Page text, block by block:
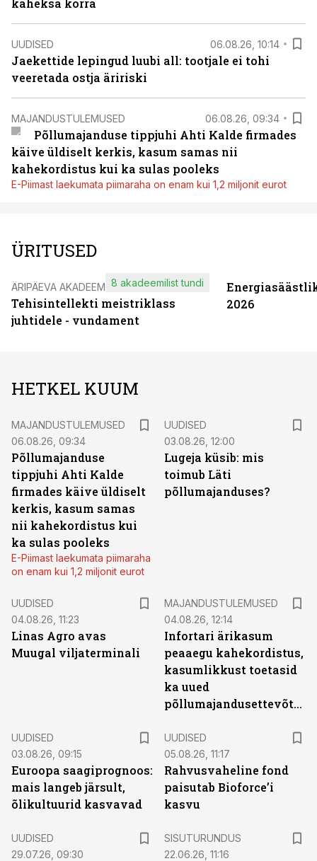
kaheksa korra
UUDISED 06.08.26, 10:14
Jaekettide lepingud luubi all: tootjale ei tohi
veeretada ostja äririski
MAJANDUSTULEMUSED 06.08.26, 09:34
Põllumajanduse tippjuhi Ahti Kalde firmades
käive üldiselt kerkis, kasum samas nii
kahekordistus kui ka sulas pooleks
E-Piimast laekumata piimaraha on enam kui 1,2 miljonit eurot
ÜRITUSED
ÄRIPÄEVA AKADEEMIA
Tehisintellekti meistriklass
juhtidele - vundament
8 akadeemilist tundi
2026
HETKEL KUUM
MAJANDUSTULEMUSED
06.08.26, 09:34
Põllumajanduse
tippjuhi Ahti Kalde
firmades käive üldiselt
kerkis, kasum samas
nii kahekordistus kui
ka sulas pooleks
E-Piimast laekumata piimaraha
on enam kui 1,2 miljonit eurot
UUDISED
03.08.26, 12:00
Lugeja küsib: mis
toimub Läti
põllumajanduses?
UUDISED
04.08.26, 11:23
Linas Agro avas
Muugal viljaterminali
MAJANDUSTULEMUSED
04.08.26, 12:14
Infortari ärikasum
peaaegu kahekordistus,
kasumlikkust toetasid
ka uued
põllumajandusettevõtted
UUDISED
03.08.26, 09:15
Euroopa saagiprognoos:
mais langeb järsult,
õlikultuurid kasvavad
UUDISED
05.08.26, 11:17
Rahvusvaheline fond
paisutab Bioforce’i
kasvu
UUDISED
29.07.26, 09:30
SISUTURUNDUS
22.06.26, 11:16